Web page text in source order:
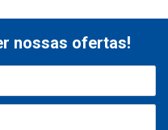
nossas ofertas!